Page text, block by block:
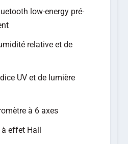
low-energy pré-
relative et de
UV et de lumière
à 6 axes
effet Hall